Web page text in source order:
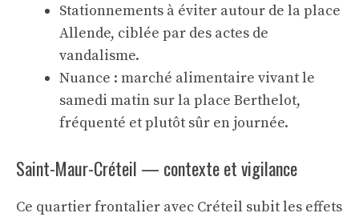
Stationnements à éviter autour de la place
Allende, ciblée par des actes de
vandalisme.
Nuance : marché alimentaire vivant le
samedi matin sur la place Berthelot,
fréquenté et plutôt sûr en journée.
Saint-Maur-Créteil — contexte et vigilance
Ce quartier frontalier avec Créteil subit les effets